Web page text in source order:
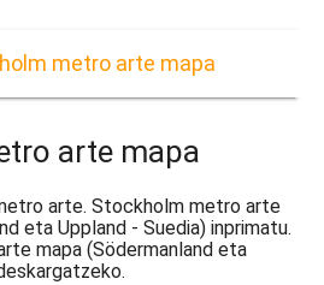
metro arte mapa
arte mapa
arte. Stockholm metro arte
eta Uppland - Suedia) inprimatu.
mapa (Södermanland eta